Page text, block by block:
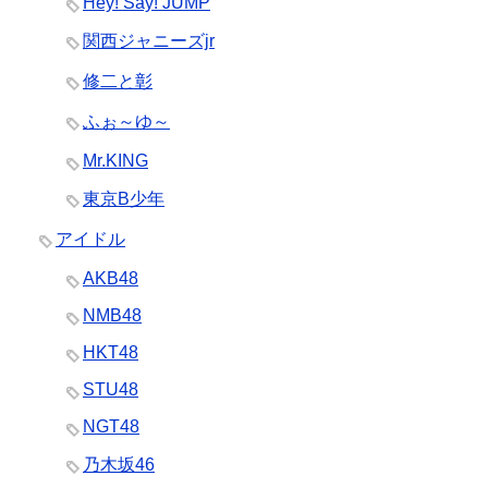
関西ジャニーズjr
修二と彰
ふぉ～ゆ～
Mr.KING
東京B少年
アイドル
AKB48
NMB48
HKT48
STU48
NGT48
乃木坂46